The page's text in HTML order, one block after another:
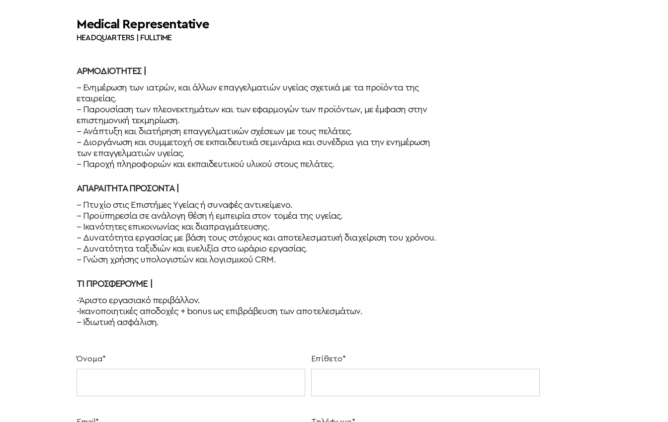
Medical Representative
HEADQUARTERS | FULLTIME
ΑΡΜΟΔΙΟΤΗΤΕΣ |
– Ενημέρωση των ιατρών, και άλλων επαγγελματιών υγείας σχετικά με τα προϊόντα της
εταιρείας.
– Παρουσίαση των πλεονεκτημάτων και των εφαρμογών των προϊόντων, με έμφαση στην
επιστημονική τεκμηρίωση.
– Ανάπτυξη και διατήρηση επαγγελματικών σχέσεων με τους πελάτες.
– Διοργάνωση και συμμετοχή σε εκπαιδευτικά σεμινάρια και συνέδρια για την ενημέρωση
των επαγγελματιών υγείας.
– Παροχή πληροφοριών και εκπαιδευτικού υλικού στους πελάτες.
ΑΠΑΡΑΙΤΗΤΑ ΠΡΟΣΟΝΤΑ |
– Πτυχίο στις Επιστήμες Υγείας ή συναφές αντικείμενο.
– Προϋπηρεσία σε ανάλογη θέση ή εμπειρία στον τομέα της υγείας.
– Ικανότητες επικοινωνίας και διαπραγμάτευσης.
– Δυνατότητα εργασίας με βάση τους στόχους και αποτελεσματική διαχείριση του χρόνου.
– Δυνατότητα ταξιδιών και ευελιξία στο ωράριο εργασίας.
– Γνώση χρήσης υπολογιστών και λογισμικού CRM.
ΤΙ ΠΡΟΣΦΕΡΟΥΜΕ |
-Άριστο εργασιακό περιβάλλον.
-Ικανοποιητικές αποδοχές + bonus ως επιβράβευση των αποτελεσμάτων.
– Ιδιωτική ασφάλιση.
Όνομα* Επίθετο*